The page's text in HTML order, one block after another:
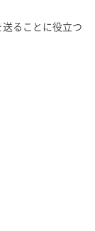
ることに役立つ